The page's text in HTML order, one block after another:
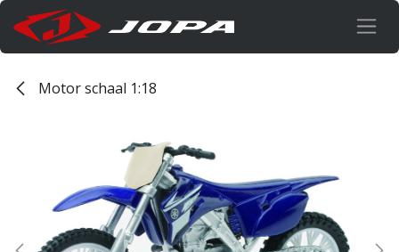
Overslaan naar inhoud
Motor schaal 1:18